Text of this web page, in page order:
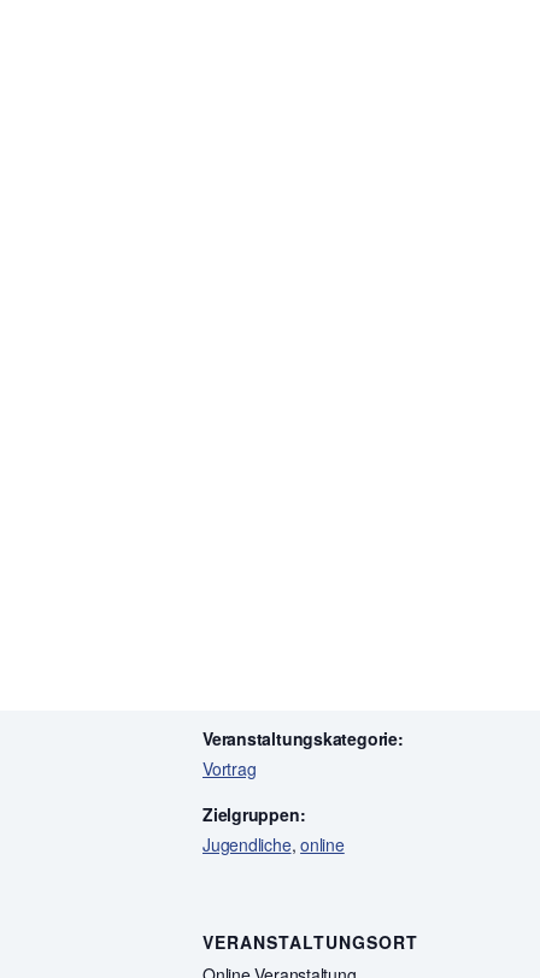
Die Reihe wird gestaltet von
Veranstaltungskategorie:
Vortrag
Zielgruppen:
Jugendliche,online
VERANSTALTUNGSORT